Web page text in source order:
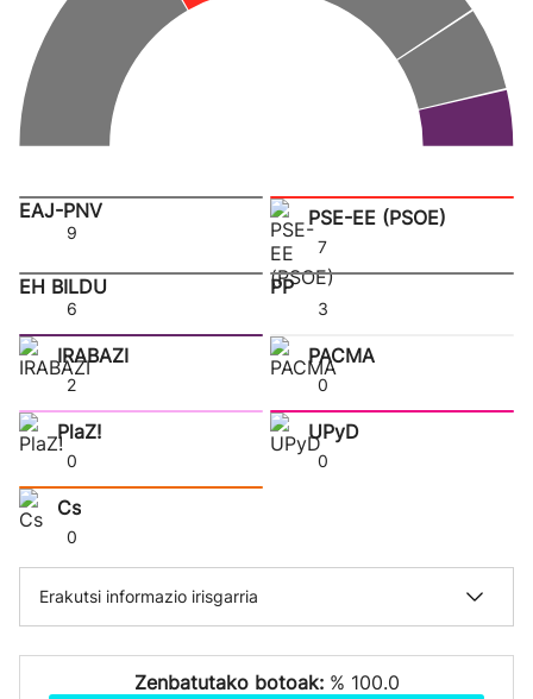
EAJ-PNV
9
PSE-EE (PSOE)
7
EH BILDU
6
PP
3
IRABAZI
2
PACMA
0
PlaZ!
0
UPyD
0
Cs
0
Erakutsi informazio irisgarria
Zenbatutako botoak: % 100.0